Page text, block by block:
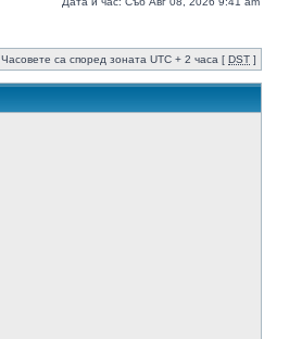
Часовете са според зоната UTC + 2 часа [ DST ]